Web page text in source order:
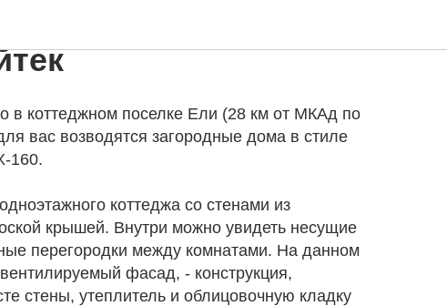
дома Х-160 в
в коттеджном поселке Ели (28 км от МКАд по
вас возводятся загородные дома в стиле
160.
коттеджа со стенами из
крышей. Внутри можно увидеть несущие
перегородки между комнатами. На данном
фасад, - конструкция,
стены, утеплитель и облицовочную кладку